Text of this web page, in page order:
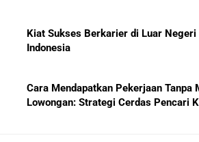
Kiat Sukses Berkarier di Luar Negeri
Indonesia
Cara Mendapatkan Pekerjaan Tanpa
Lowongan: Strategi Cerdas Pencari